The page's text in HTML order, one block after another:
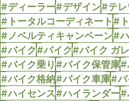
#ディーラー#デザイン#テレ
#トータルコーディネート#
#ノベルティキャンペーン#
#バイク#バイク#バイク ガ
#バイク乗り#バイク保管庫#
#バイク格納#バイク車庫#バ
#ハイセンス#ハイランダー#